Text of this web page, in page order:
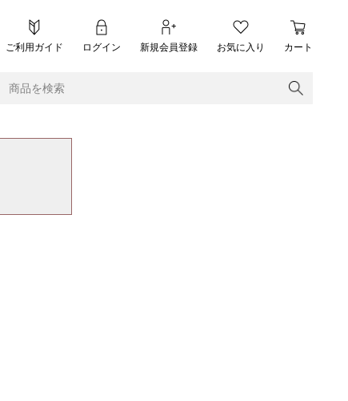
ご利用ガイド ログイン 新規会員登録 お気に入り カート